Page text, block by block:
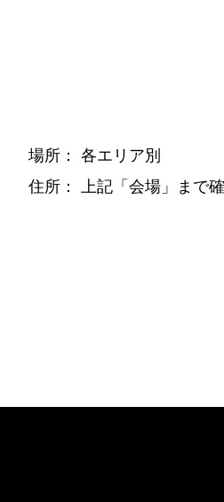
場所：
各エリア別
住所：
上記「会場」まで